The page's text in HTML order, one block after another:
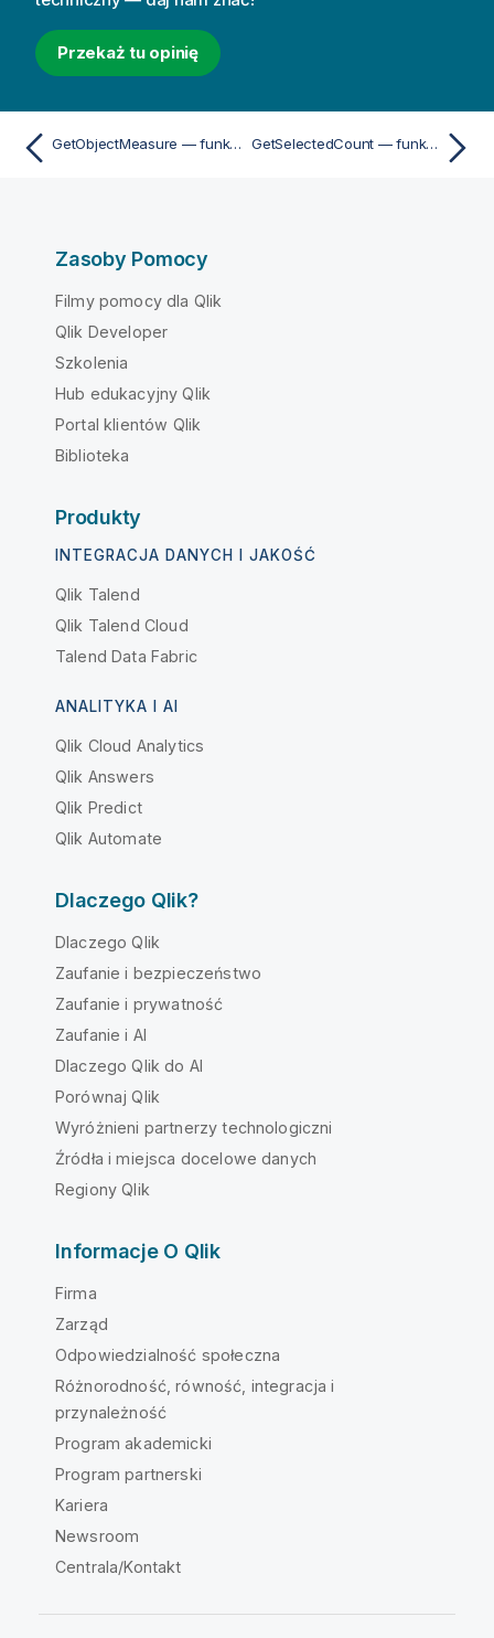
Przekaż tu opinię
GetObjectMeasure — funkcja wykresu GetSelectedCount — funkcja wykresu
Zasoby Pomocy
Filmy pomocy dla Qlik
Qlik Developer
Szkolenia
Hub edukacyjny Qlik
Portal klientów Qlik
Biblioteka
Produkty
INTEGRACJA DANYCH I JAKOŚĆ
Qlik Talend
Qlik Talend Cloud
Talend Data Fabric
ANALITYKA I AI
Qlik Cloud Analytics
Qlik Answers
Qlik Predict
Qlik Automate
Dlaczego Qlik?
Dlaczego Qlik
Zaufanie i bezpieczeństwo
Zaufanie i prywatność
Zaufanie i AI
Dlaczego Qlik do AI
Porównaj Qlik
Wyróżnieni partnerzy technologiczni
Źródła i miejsca docelowe danych
Regiony Qlik
Informacje O Qlik
Firma
Zarząd
Odpowiedzialność społeczna
Różnorodność, równość, integracja i
przynależność
Program akademicki
Program partnerski
Kariera
Newsroom
Centrala/Kontakt